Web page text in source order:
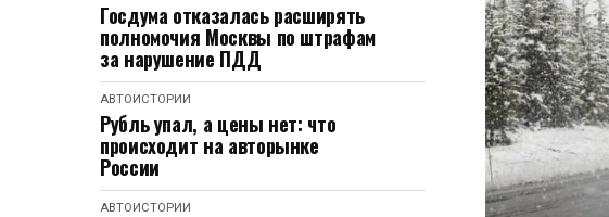
Госдума отказалась расширять
полномочия Москвы по штрафам
за нарушение ПДД
АВТОИСТОРИИ
Рубль упал, а цены нет: что
происходит на авторынке
России
АВТОИСТОРИИ